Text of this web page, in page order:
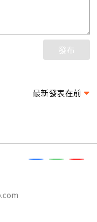
發布
最新發表在前